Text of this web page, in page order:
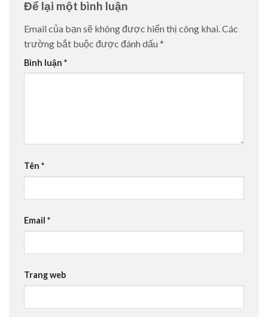
Để lại một bình luận
Email của bạn sẽ không được hiển thị công khai. Các
trường bắt buộc được đánh dấu *
Bình luận *
Tên *
Email *
Trang web